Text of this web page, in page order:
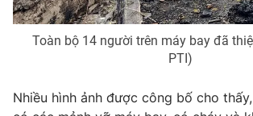
VTV4 Vươn
VTV8
Toàn bộ 14 người trên máy bay đã
PTI)
Nhiều hình ảnh được công bố cho